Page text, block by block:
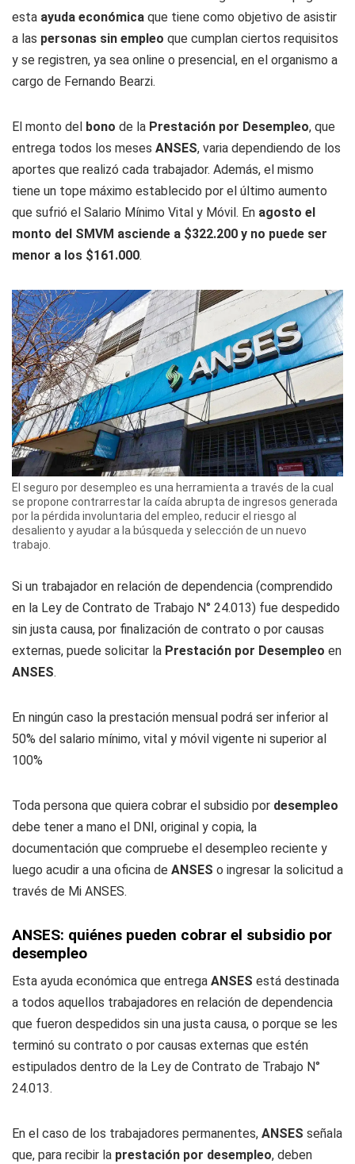
esta ayuda económica que tiene como objetivo de asistir
a las personas sin empleo que cumplan ciertos requisitos
y se registren, ya sea online o presencial, en el organismo a
cargo de Fernando Bearzi.
El monto del bono de la Prestación por Desempleo, que
entrega todos los meses ANSES, varia dependiendo de los
aportes que realizó cada trabajador. Además, el mismo
tiene un tope máximo establecido por el último aumento
que sufrió el Salario Mínimo Vital y Móvil. En agosto el
monto del SMVM asciende a $322.200 y no puede ser
menor a los $161.000.
El seguro por desempleo es una herramienta a través de la cual
se propone contrarrestar la caída abrupta de ingresos generada
por la pérdida involuntaria del empleo, reducir el riesgo al
desaliento y ayudar a la búsqueda y selección de un nuevo
trabajo.
Si un trabajador en relación de dependencia (comprendido
en la Ley de Contrato de Trabajo N° 24.013) fue despedido
sin justa causa, por finalización de contrato o por causas
externas, puede solicitar la Prestación por Desempleo en
ANSES.
En ningún caso la prestación mensual podrá ser inferior al
50% del salario mínimo, vital y móvil vigente ni superior al
100%
Toda persona que quiera cobrar el subsidio por desempleo
debe tener a mano el DNI, original y copia, la
documentación que compruebe el desempleo reciente y
luego acudir a una oficina de ANSES o ingresar la solicitud a
través de Mi ANSES.
ANSES: quiénes pueden cobrar el subsidio por
desempleo
Esta ayuda económica que entrega ANSES está destinada
a todos aquellos trabajadores en relación de dependencia
que fueron despedidos sin una justa causa, o porque se les
terminó su contrato o por causas externas que estén
estipulados dentro de la Ley de Contrato de Trabajo N°
24.013.
En el caso de los trabajadores permanentes, ANSES señala
que, para recibir la prestación por desempleo, deben